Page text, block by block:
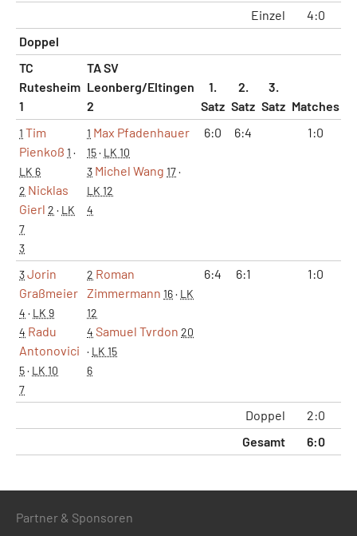
Einzel 4:0
Doppel
TC
Rutesheim
1
TA SV
Leonberg/Eltingen
2
1.
Satz
2.
Satz
3.
Satz Matches
1 Tim
Pienkoß 1 ·
LK 6
2 Nicklas
Gierl 2 · LK
7
3
1 Max Pfadenhauer
15· LK 10
3 Michel Wang 17·
LK 12
4
6:0 6:4 1:0
3Jorin
Graßmeier
4 · LK 9
4 Radu
Antonovici
5· LK 10
7
2 Roman
Zimmermann 16· LK
12
4 Samuel Tvrdon 20
· LK 15
6
6:4 6:1 1:0
Doppel 2:0
Gesamt
6:0
Partner & Sponsoren